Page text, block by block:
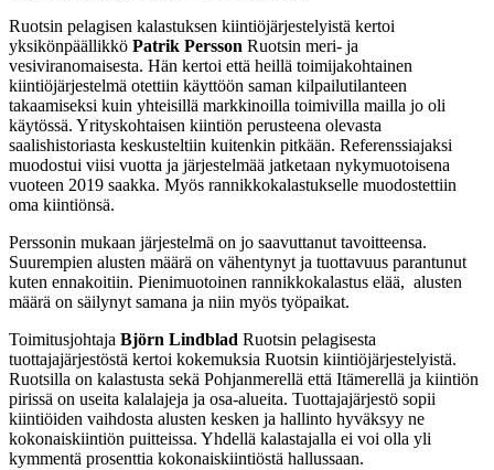
Ruotsin pelagisen kalastuksen kiintiöjärjestelyistä kertoi
yksikönpäällikkö Patrik Persson Ruotsin meri- ja
vesiviranomaisesta. Hän kertoi että heillä toimijakohtainen
kiintiöjärjestelmä otettiin käyttöön saman kilpailutilanteen
takaamiseksi kuin yhteisillä markkinoilla toimivilla mailla jo oli
käytössä. Yrityskohtaisen kiintiön perusteena olevasta
saalishistoriasta keskusteltiin kuitenkin pitkään. Referenssiajaksi
muodostui viisi vuotta ja järjestelmää jatketaan nykymuotoisena
vuoteen 2019 saakka. Myös rannikkokalastukselle muodostettiin
oma kiintiönsä.
Perssonin mukaan järjestelmä on jo saavuttanut tavoitteensa.
Suurempien alusten määrä on vähentynyt ja tuottavuus parantunut
kuten ennakoitiin. Pienimuotoinen rannikkokalastus elää, alusten
määrä on säilynyt samana ja niin myös työpaikat.
Toimitusjohtaja Björn Lindblad Ruotsin pelagisesta
tuottajajärjestöstä kertoi kokemuksia Ruotsin kiintiöjärjestelyistä.
Ruotsilla on kalastusta sekä Pohjanmerellä että Itämerellä ja kiintiön
pirissä on useita kalalajeja ja osa-alueita. Tuottajajärjestö sopii
kiintiöiden vaihdosta alusten kesken ja hallinto hyväksyy ne
kokonaiskiintiön puitteissa. Yhdellä kalastajalla ei voi olla yli
kymmentä prosenttia kokonaiskiintiöstä hallussaan.